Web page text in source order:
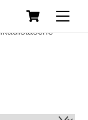
Cart